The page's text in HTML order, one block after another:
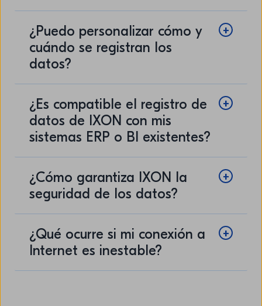
¿Puedo personalizar cómo y
cuándo se registran los
datos?
¿Es compatible el registro de
datos de IXON con mis
sistemas ERP o BI existentes?
¿Cómo garantiza IXON la
seguridad de los datos?
¿Qué ocurre si mi conexión a
Internet es inestable?